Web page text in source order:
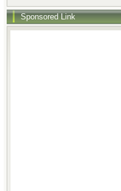
Sponsored Link